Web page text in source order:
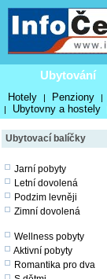
Ubytování
Hotely | Penziony |
| Ubytovny a hostely
Ubytovací balíčky
Jarní pobyty
Letní dovolená
Podzim levněji
Zimní dovolená
Wellness pobyty
Aktivní pobyty
Romantika pro dva